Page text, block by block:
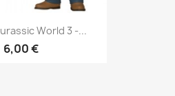
World 3 -...
6,00 €